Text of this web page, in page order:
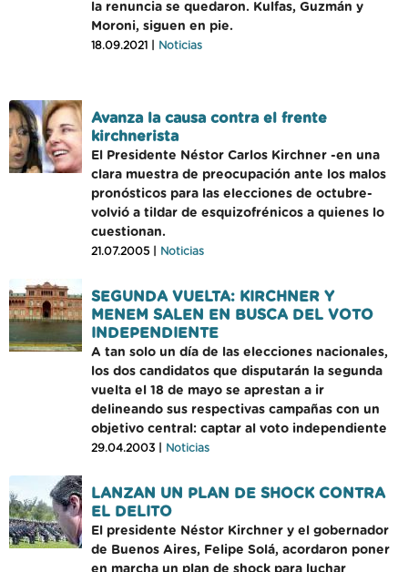
la renuncia se quedaron. Kulfas, Guzmán y
Moroni, siguen en pie.
18.09.2021 | Noticias
Avanza la causa contra el frente
kirchnerista
El Presidente Néstor Carlos Kirchner -en una
clara muestra de preocupación ante los malos
pronósticos para las elecciones de octubre-
volvió a tildar de esquizofrénicos a quienes lo
cuestionan.
21.07.2005 | Noticias
SEGUNDA VUELTA: KIRCHNER Y
MENEM SALEN EN BUSCA DEL VOTO
INDEPENDIENTE
A tan solo un día de las elecciones nacionales,
los dos candidatos que disputarán la segunda
vuelta el 18 de mayo se aprestan a ir
delineando sus respectivas campañas con un
objetivo central: captar al voto independiente
29.04.2003 | Noticias
LANZAN UN PLAN DE SHOCK CONTRA
EL DELITO
El presidente Néstor Kirchner y el gobernador
de Buenos Aires, Felipe Solá, acordaron poner
en marcha un plan de shock para luchar